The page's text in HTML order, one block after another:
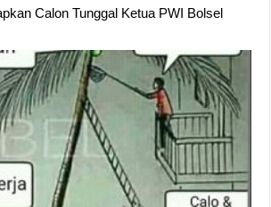
Calon Tunggal Ketua PWI Bolsel